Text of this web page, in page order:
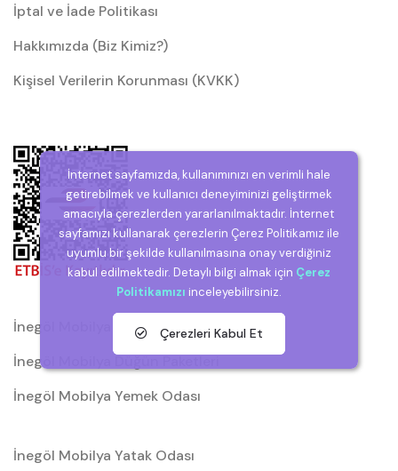
İptal ve İade Politikası
Hakkımızda (Biz Kimiz?)
Kişisel Verilerin Korunması (KVKK)
İnegöl Mobilya
İnegöl Mobilya Düğün Paketleri
İnegöl Mobilya Yemek Odası
İnegöl Mobilya Yatak Odası
İnternet sayfamızda, kullanımınızı en verimli hale
getirebilmek ve kullanıcı deneyiminizi geliştirmek
amacıyla çerezlerden yararlanılmaktadır. İnternet
sayfamızı kullanarak çerezlerin Çerez Politikamız ile
uyumlu bir şekilde kullanılmasına onay verdiğiniz
kabul edilmektedir. Detaylı bilgi almak için Çerez
Politikamızı inceleyebilirsiniz.
Çerezleri Kabul Et